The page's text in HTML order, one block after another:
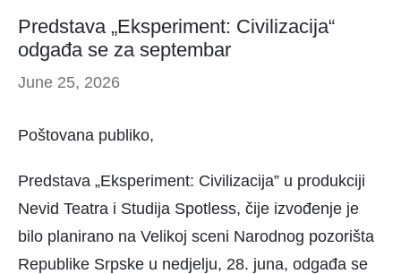
Predstava „Eksperiment: Civilizacija“
odgađa se za septembar
June 25, 2026
Poštovana publiko,
Predstava „Eksperiment: Civilizacija” u produkciji
Nevid Teatra i Studija Spotless, čije izvođenje je
bilo planirano na Velikoj sceni Narodnog pozorišta
Republike Srpske u nedjelju, 28. juna, odgađa se